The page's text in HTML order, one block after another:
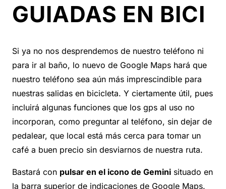
GUIADAS EN BICI
Si ya no nos desprendemos de nuestro teléfono ni
para ir al baño, lo nuevo de Google Maps hará que
nuestro teléfono sea aún más imprescindible para
nuestras salidas en bicicleta. Y ciertamente útil, pues
incluirá algunas funciones que los gps al uso no
incorporan, como preguntar al teléfono, sin dejar de
pedalear, que local está más cerca para tomar un
café a buen precio sin desviarnos de nuestra ruta.
Bastará con pulsar en el icono de Gemini situado en
la barra superior de indicaciones de Google Maps.